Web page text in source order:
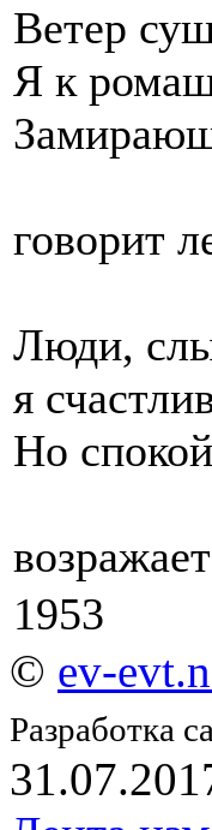
Ветер
Я к
говорит
Люди,
я
Но
"Не
1953
© ev-
Разработка